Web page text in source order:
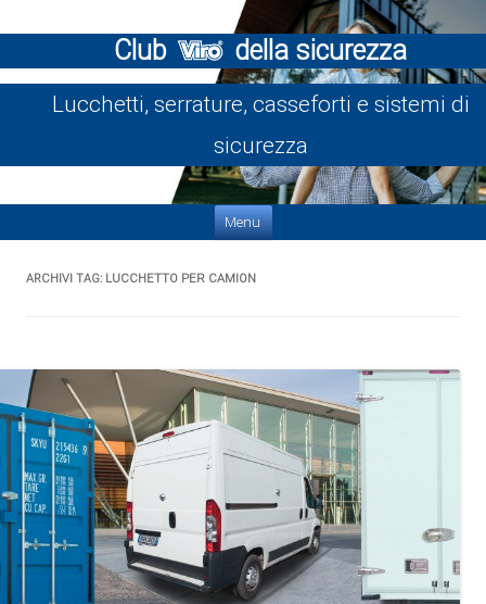
Club della sicurezza
Lucchetti, serrature, casseforti e sistemi di
sicurezza
Menu
ARCHIVI TAG: LUCCHETTO PER CAMION